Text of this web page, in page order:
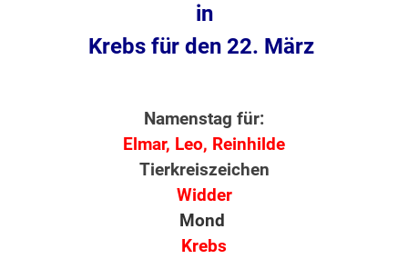
in
Krebs für den 22. März
Namenstag für:
Elmar, Leo, Reinhilde
Tierkreiszeichen
Widder
Mond
Krebs